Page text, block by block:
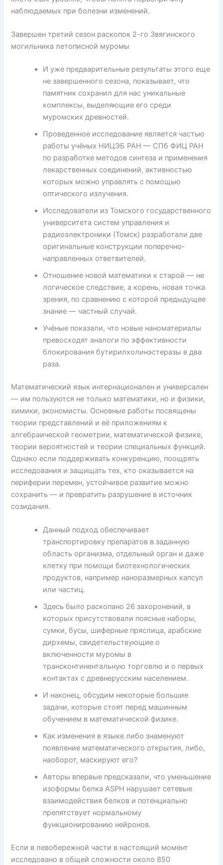
наблюдаемых при болезни изменений.
Завершен третий сезон раскопок 2-го Звягинского
могильника летописной муромы
И уже предварительные результаты этого еще
не завершенного сезона, показывает, что
памятник сохранил для нас уникальные
комплексы, выделяющие его среди
муромских древностей.
Проведенное исследование является частью
работы учёных НИЦЭБ РАН — СПб ФИЦ РАН
по разработке методов синтеза и применения
лекарственных соединений, активностью
которых можно управлять с помощью
оптического излучения.
Исследователи из Томского государственного
университета систем управления и
радиоэлектроники (Томск) разработали две
оригинальные конструкции поперечно-
направленных ответвителей.
Отношение новой математики к старой — не
логическое следствие, а корень, новая точка
зрения, по сравнению с которой предыдущее
знание — частный случай.
Учёные показали, что новые наноматериалы
превосходят аналоги по эффективности
блокирования бутирилхолинэстеразы в два
раза.
Математический язык интернационален и универсален
— им пользуются не только математики, но и физики,
химики, экономисты. Основные работы посвящены
теории представлений и её приложениям к
алгебраической геометрии, математической физике,
теории вероятностей и теории специальных функций.
Однако если поддерживать конкуренцию, поощрять
исследования и защищать тех, кто оказывается на
периферии перемен, устойчивое развитие можно
сохранить — и превратить разрушение в источник
созидания.
Данный подход обеспечивает
транспортировку препаратов в заданную
область организма, отдельный орган и даже
клетку при помощи биотехнологических
продуктов, например наноразмерных капсул
или частиц.
Здесь было раскопано 26 захоронений, в
которых присутствовали поясные наборы,
сумки, бусы, шиферные пряслица, арабские
дирхемы, свидетельствующие о
включенности муромы в
трансконтинентальную торговлю и о первых
контактах с древнерусским населением.
И наконец, обсудим некоторые большие
задачи, которые стоят перед машинным
обучением в математической физике.
Как изменения в языке либо знаменуют
появление математического открытия, либо,
наоборот, маскируют его?
Авторы впервые предсказали, что уменьшение
изоформы белка ASPH нарушает сетевые
взаимодействия белков и потенциально
препятствует нормальному
функционированию нейронов.
Если в левобережной части в настоящий момент
исследовано в общей сложности около 850